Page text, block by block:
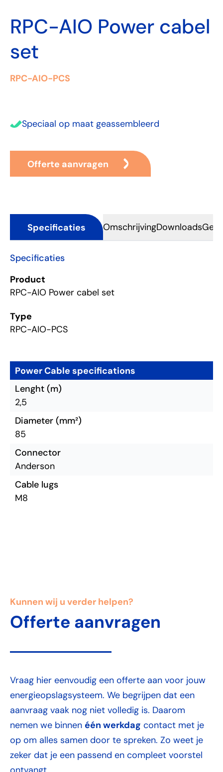
RPC-AIO Power cabel
set
RPC-AIO-PCS
Speciaal op maat geassembleerd
Offerte aanvragen
Specificaties OmschrijvingDownloads
Specificaties
Product
RPC-AIO Power cabel set
Type
RPC-AIO-PCS
Power Cable specifications
Lenght (m)
2,5
Diameter (mm²)
85
Connector
Anderson
Cable lugs
M8
Kunnen wij u verder helpen?
Offerte aanvragen
Vraag hier eenvoudig een offerte aan voor jouw
energieopslagsysteem. We begrijpen dat een
aanvraag vaak nog niet volledig is. Daarom
nemen we binnen één werkdag contact met je
op om alles samen door te spreken. Zo weet je
zeker dat je een passend en compleet voorstel